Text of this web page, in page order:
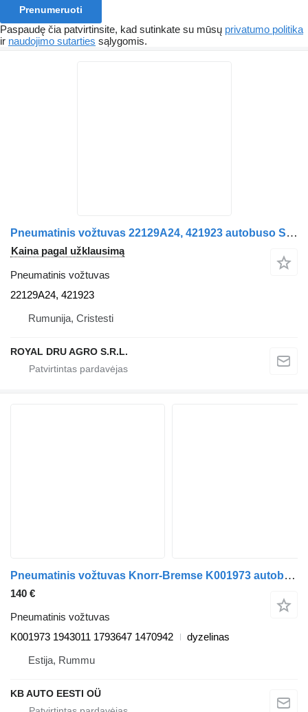
Prenumeruoti
Paspaudę čia patvirtinsite, kad sutinkate su mūsų privatumo politika
ir naudojimo sutarties sąlygomis.
Pneumatinis vožtuvas 22129A24, 421923 autobuso Scania 4-Series bus K114
Kaina pagal užklausimą
Pneumatinis vožtuvas
22129A24, 421923
Rumunija, Cristesti
ROYAL DRU AGRO S.R.L.
Pneumatinis vožtuvas Knorr-Bremse K001973 autobuso Scania 4-series bus (1995-2006)
140 €
Pneumatinis vožtuvas
K001973 1943011 1793647 1470942
dyzelinas
Estija, Rummu
KB AUTO EESTI OÜ